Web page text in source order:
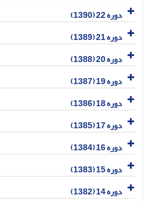
دوره 22 (1390)
دوره 21 (1389)
دوره 20 (1388)
دوره 19 (1387)
دوره 18 (1386)
دوره 17 (1385)
دوره 16 (1384)
دوره 15 (1383)
دوره 14 (1382)